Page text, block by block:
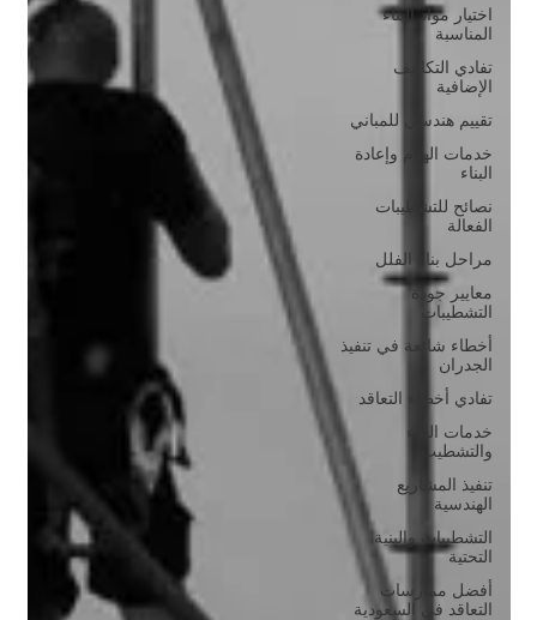
اختيار مواد البناء
المناسبة
تفادي التكاليف
الإضافية
تقييم هندسي للمباني
خدمات الهدم وإعادة
البناء
نصائح للتشطيبات
الفعالة
مراحل بناء الفلل
معايير جودة
التشطيبات
أخطاء شائعة في تنفيذ
الجدران
تفادي أخطاء التعاقد
خدمات البناء
والتشطيب
تنفيذ المشاريع
الهندسية
التشطيبات والبنية
التحتية
أفضل ممارسات
التعاقد في السعودية